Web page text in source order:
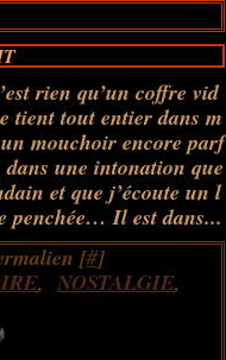
rien qu’un coffre vid
tient tout entier dans m
mouchoir encore parf
une intonation que
et que j’écoute un l
penchée… Il est dans...
[#]
, NOSTALGIE,